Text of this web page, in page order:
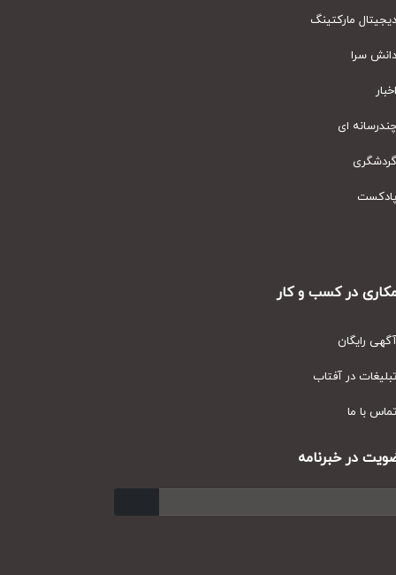
مارکتینگ
سرا
ای
در کسب و کار
رایگان
در آفتاب
با ما
در خبرنامه